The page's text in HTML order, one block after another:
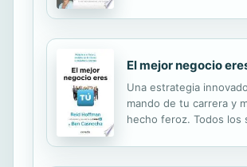
El mejor negocio
Una estrategia
mando de tu carrera y
hecho feroz. Todos los